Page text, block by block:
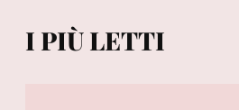
I PIÙ LETTI